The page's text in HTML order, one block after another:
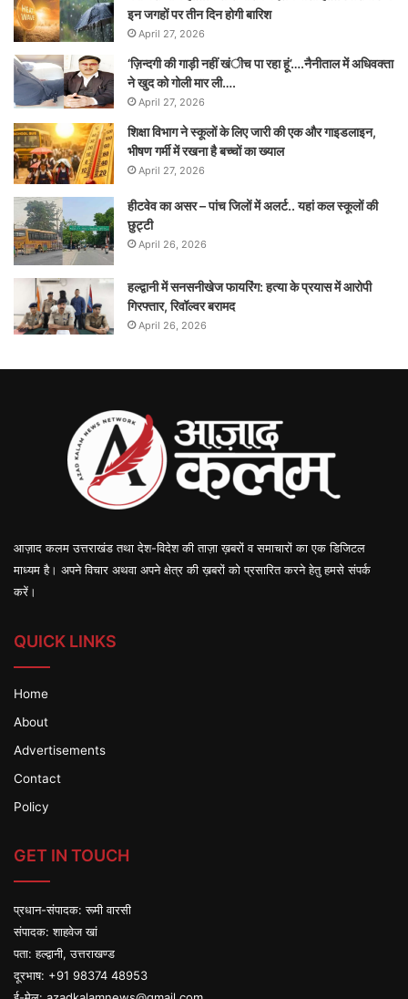
इन जगहों पर तीन दिन होगी बारिश
April 27, 2026
‘ज़िन्दगी की गाड़ी नहीं खंीच पा रहा हूं’….नैनीताल में अधिवक्ता
ने खुद को गोली मार ली….
April 27, 2026
शिक्षा विभाग ने स्कूलों के लिए जारी की एक और गाइडलाइन,
भीषण गर्मी में रखना है बच्चों का ख्याल
April 27, 2026
हीटवेव का असर – पांच जिलों में अलर्ट.. यहां कल स्कूलों की
छुट्टी
April 26, 2026
हल्द्वानी में सनसनीखेज फायरिंग: हत्या के प्रयास में आरोपी
गिरफ्तार, रिवॉल्वर बरामद
April 26, 2026
आज़ाद कलम उत्तराखंड तथा देश-विदेश की ताज़ा ख़बरों व समाचारों का एक डिजिटल
माध्यम है। अपने विचार अथवा अपने क्षेत्र की ख़बरों को प्रसारित करने हेतु हमसे संपर्क
करें।
QUICK LINKS
Home
About
Advertisements
Contact
Policy
GET IN TOUCH
प्रधान-संपादक: रूमी वारसी
संपादक: शाहवेज खां
पता: हल्द्वानी, उत्तराखण्ड
दूरभाष: +91 98374 48953